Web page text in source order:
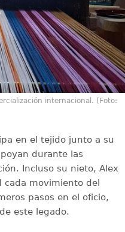
internacional. (Foto:
en el tejido junto a su
durante las
Incluso su nieto, Alex
cada movimiento del
pasos en el oficio,
este legado.